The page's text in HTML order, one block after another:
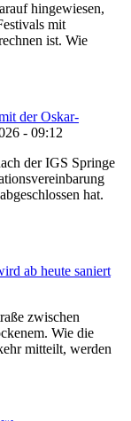
hingewiesen,
mit
ist. Wie
der Oskar-
- 09:12
der IGS Springe
hat.
ab heute saniert
zwischen
Wie die
mitteilt, werden